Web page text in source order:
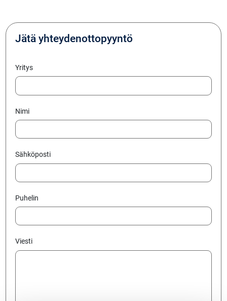
Jätä yhteydenottopyyntö
Yritys
Nimi
Sähköposti
Puhelin
Viesti